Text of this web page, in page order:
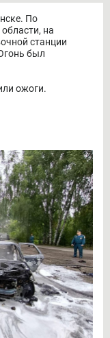
По
на
станции
был
ожоги.